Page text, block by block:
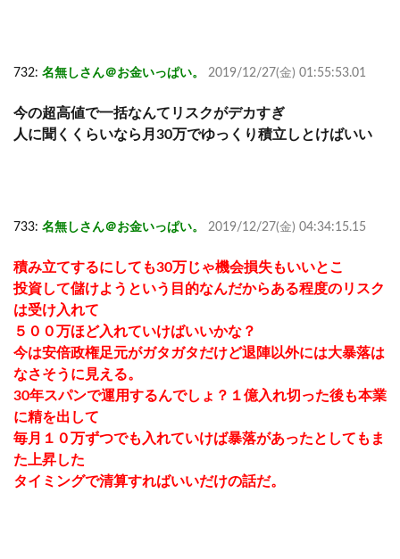
732: 名無しさん＠お金いっぱい。 2019/12/27(金) 01:55:53.01
今の超高値で一括なんてリスクがデカすぎ
人に聞くくらいなら月30万でゆっくり積立しとけばいい
733: 名無しさん＠お金いっぱい。 2019/12/27(金) 04:34:15.15
積み立てするにしても30万じゃ機会損失もいいとこ
投資して儲けようという目的なんだからある程度のリスク
は受け入れて
５００万ほど入れていけばいいかな？
今は安倍政権足元がガタガタだけど退陣以外には大暴落は
なさそうに見える。
30年スパンで運用するんでしょ？１億入れ切った後も本業
に精を出して
毎月１０万ずつでも入れていけば暴落があったとしてもま
た上昇した
タイミングで清算すればいいだけの話だ。